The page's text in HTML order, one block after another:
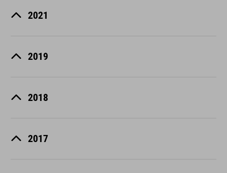
2021
2019
2018
2017